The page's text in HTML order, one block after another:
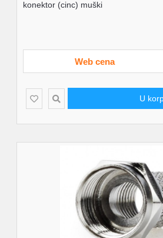
konektor (cinc) muški
Web cena
U